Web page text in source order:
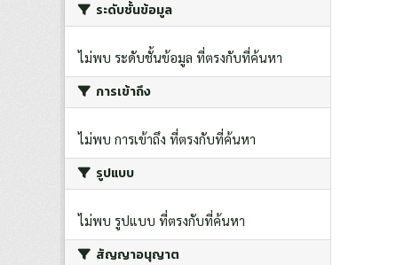
ระดับชั้นข้อมูล
ไม่พบ ระดับชั้นข้อมูล ที่ตรงกับที่ค้นหา
การเข้าถึง
ไม่พบ การเข้าถึง ที่ตรงกับที่ค้นหา
รูปแบบ
ไม่พบ รูปแบบ ที่ตรงกับที่ค้นหา
สัญญาอนุญาต